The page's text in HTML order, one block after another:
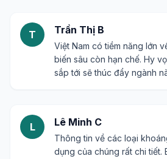
T Trần Thị B
Việt Nam có tiềm năng lớn
biến sâu còn hạn chế. Hy
sắp tới sẽ thúc đẩy ngành
L Lê Minh C
Thông tin về các loại
dụng của chúng rất chi tiết.